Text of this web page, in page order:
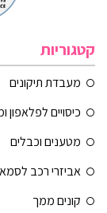
קטגוריות
מעבדת תיקונים
כיסויים לפלאפון
מטענים וכבלים
אביזרי רכב
קונים ממך